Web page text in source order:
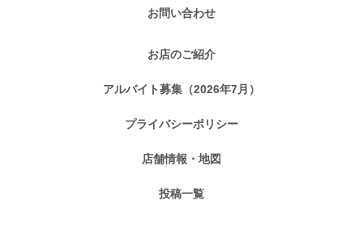
お問い合わせ
お店のご紹介
アルバイト募集（2026年7月）
プライバシーポリシー
店舗情報・地図
投稿一覧